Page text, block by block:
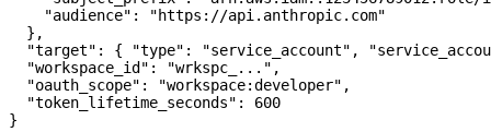
    "audience"
:
"https://api.anthropic.com"
  },
  "target"
: { "type" : "service_account" ,
  "workspace_id"
: "wrkspc_..." ,
  "oauth_scope"
: "workspace:developer" ,
  "token_lifetime_seconds"
: 600
}